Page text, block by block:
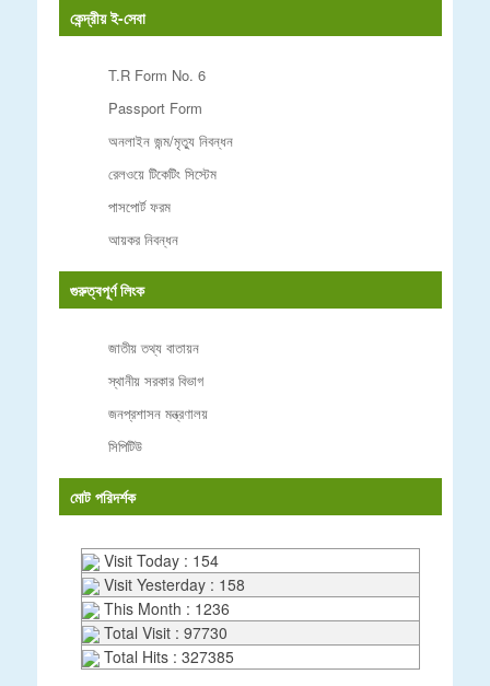
কেন্দ্রীয় ই-সেবা
T.R Form No. 6
Passport Form
অনলাইন জন্ম/মৃত্যু নিবন্ধন
রেলওয়ে টিকেটিং সিস্টেম
পাসপোর্ট ফরম
আয়কর নিবন্ধন
গুরুত্বপূর্ণ লিংক
জাতীয় তথ্য বাতায়ন
স্থানীয় সরকার বিভাগ
জনপ্রশাসন মন্ত্রণালয়
সিপিটিউ
মোট পরিদর্শক
Visit Today : 154
Visit Yesterday : 158
This Month : 1236
Total Visit : 97730
Total Hits : 327385